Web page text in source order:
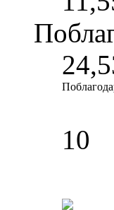
10